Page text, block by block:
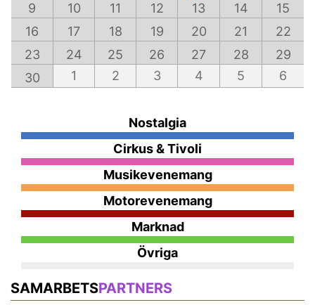
9 10 11 12 13 14
15
16
17 18 19 20 21
22
23
24 25 26 27 28
29
30
1 2 3 4 5 6
Nostalgia
Cirkus & Tivoli
Musikevenemang
Motorevenemang
Marknad
Övriga
SAMARBETSPARTNERS